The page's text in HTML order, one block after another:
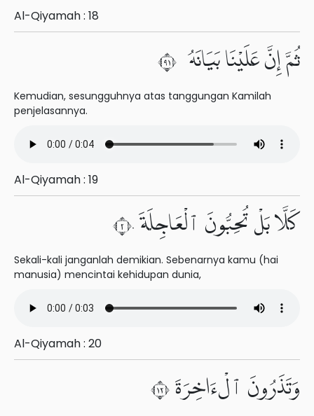
Al-Qiyamah : 18
ثُمَّ إِنَّ عَلَيْنَا بَيَانَهُۥ ١٩
Kemudian, sesungguhnya atas tanggungan Kamilah
penjelasannya.
Al-Qiyamah : 19
كَلَّا بَلْ تُحِبُّونَ ٱلْعَاجِلَةَ ٢٠
Sekali-kali janganlah demikian. Sebenarnya kamu (hai
manusia) mencintai kehidupan dunia,
Al-Qiyamah : 20
وَتَذَرُونَ ٱلْءَاخِرَةَ ٢١